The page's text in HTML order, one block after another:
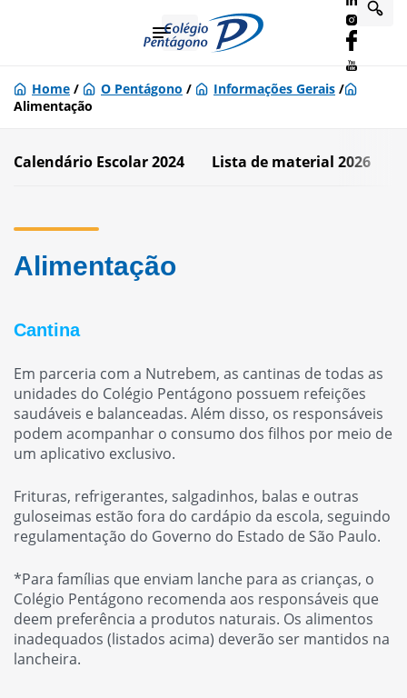
Home / O Pentágono / Informações Gerais /
Alimentação
Calendário Escolar 2024 Lista de material 2026
Alimentação
Cantina
Em parceria com a Nutrebem, as cantinas de todas as
unidades do Colégio Pentágono possuem refeições
saudáveis e balanceadas. Além disso, os responsáveis
podem acompanhar o consumo dos filhos por meio de
um aplicativo exclusivo.
Frituras, refrigerantes, salgadinhos, balas e outras
guloseimas estão fora do cardápio da escola, seguindo
regulamentação do Governo do Estado de São Paulo.
*Para famílias que enviam lanche para as crianças, o
Colégio Pentágono recomenda aos responsáveis que
deem preferência a produtos naturais. Os alimentos
inadequados (listados acima) deverão ser mantidos na
lancheira.